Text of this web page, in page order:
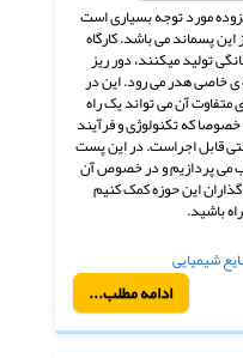
مورد توجه بسیاری است
این پسماند می باشد. کارگاه
تولید میکنند، دور ریز
ی خاصی هدر می رود. این در
متفاوت آن می تواند یک راه
که تکنولوژی و فرآیند
قابل اجراست. در این پست
می پردازیم و در خصوص آن
این حوزه کمک کنیم
باشید.
شیمیایی
ادامه مطلب...